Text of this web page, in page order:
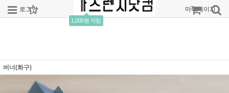
로그인 회원가입
1,000원 적립
주문조회 마이페이지
버너(화구)